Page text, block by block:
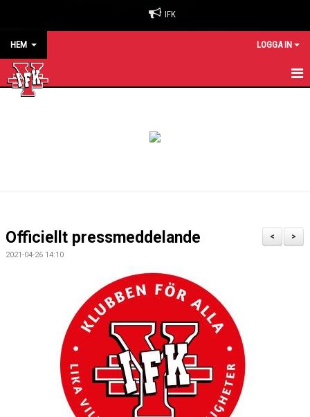
IFK
HEM LOGGA IN
KALENDER
>
<
Officiellt pressmeddelande
2021-04-26 14:10